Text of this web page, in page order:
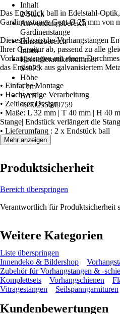
Inhalt
2 Stück
Anwendungsbereich
Gardinenstange
Einsatzbereich
Innen
Herstellerartikelnummer
64975
Höhe
4 cm
EAN
4040255649759
Das Endstück ball in Edelstahl-
Gardinenstange Gent Ø 25 mm von
Dieses klassische Vorhangstangen
Ihrer Garnitur ab, passend zu alle
Vorhangstangen mit einem
das Endstück aus galvanisiertem
• Einfache Montage
• Hochwertige Verarbeitung
• Zeitloses Design
• Maße: L 32 mm | T 40 mm | H 40
Stange| Endstück verlängert die
• Lieferumfang : 2 x Endstück ball
Mehr anzeigen
Produktsicherheit
Bereich überspringen
Verantwortlich für Produktsicherheit
Weitere Kategorien
Liste überspringen
Innendeko & Bildershop
Zubehör für Vorhangstangen & -
Komplettsets
Vorhangschienen
Vitragestangen
Seilspanngarnituren
Kundenbewertungen